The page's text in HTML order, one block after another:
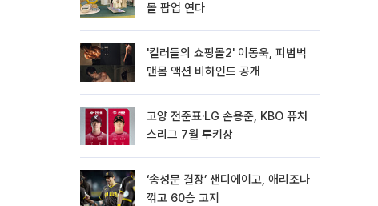
몰 팝업 연다
'킬러들의 쇼핑몰2' 이동욱, 피범벅
맨몸 액션 비하인드 공개
고양 전준표·LG 손용준, KBO 퓨처
스리그 7월 루키상
‘송성문 결장’ 샌디에이고, 애리조나
꺾고 60승 고지